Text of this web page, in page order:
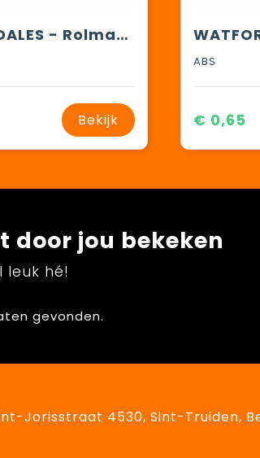
COLINDALES - Rolmaat met extra's
Bekijk
ABS
€ 0,65
door jou bekeken
leuk hé!
gevonden.
Jorisstraat 4530, Sint-Truiden,